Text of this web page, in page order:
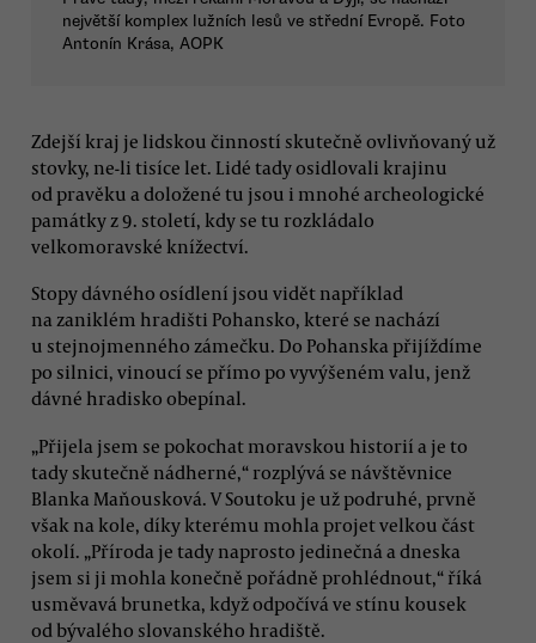
největší komplex lužních lesů ve střední Evropě. Foto
Antonín Krása, AOPK
Zdejší kraj je lidskou činností skutečně ovlivňovaný už
stovky, ne-li tisíce let. Lidé tady osidlovali krajinu
od pravěku a doložené tu jsou i mnohé archeologické
památky z 9. století, kdy se tu rozkládalo
velkomoravské knížectví.
Stopy dávného osídlení jsou vidět například
na zaniklém hradišti Pohansko, které se nachází
u stejnojmenného zámečku. Do Pohanska přijíždíme
po silnici, vinoucí se přímo po vyvýšeném valu, jenž
dávné hradisko obepínal.
„Přijela jsem se pokochat moravskou historií a je to
tady skutečně nádherné,“ rozplývá se návštěvnice
Blanka Maňousková. V Soutoku je už podruhé, prvně
však na kole, díky kterému mohla projet velkou část
okolí. „Příroda je tady naprosto jedinečná a dneska
jsem si ji mohla konečně pořádně prohlédnout,“ říká
usměvavá brunetka, když odpočívá ve stínu kousek
od bývalého slovanského hradiště.